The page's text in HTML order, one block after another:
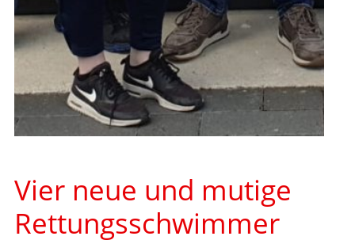
Vier neue und mutige
Rettungsschwimmer